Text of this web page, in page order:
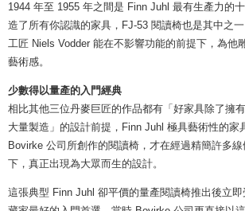
1944 年至 1955 年之間是 Finn Juhl 最有生產力的
造了所有你認識的家具，FJ-53 閱讀椅也是其中之
工匠 Niels Vodder 能在不影響功能的前提下，為他
藝術感。
少數得以量產的入門經典
相比其他三位丹麥巨匠的作品都有「好家具除了擁
大量製造」的設計前提，Finn Juhl 極具藝術性的家
Bovirke 公司所創作的閱讀椅，才在經過精簡許多
下，真正出現為大眾而生的設計。
這張典型 Finn Juhl 卻平價的量產閱讀椅推出後立